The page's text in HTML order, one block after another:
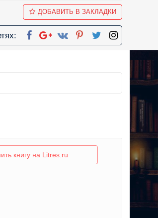
ДОБАВИТЬ В ЗАКЛАДКИ
книгу на Litres.ru